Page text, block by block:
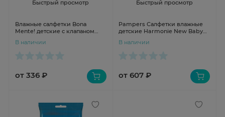
Быстрый просмотр
Влажные салфетки Bona
Mente! детские с клапаном
В наличии
от 336 ₽
Быстрый просмотр
Pampers Салфетки влажные
детские Harmonie New Baby
В наличии
от 607 ₽